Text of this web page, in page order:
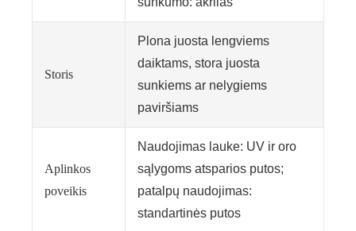
Storis
Plona juosta lengviems
daiktams, stora juosta
sunkiems ar nelygiems
paviršiams
Aplinkos
poveikis
Naudojimas lauke: UV ir oro
sąlygoms atsparios putos;
patalpų naudojimas:
standartinės putos